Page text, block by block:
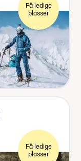
Få ledige
plasser
Få ledige
plasser